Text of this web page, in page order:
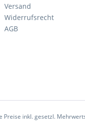
Versand
Widerrufsrecht
AGB
Preise inkl. gesetzl.